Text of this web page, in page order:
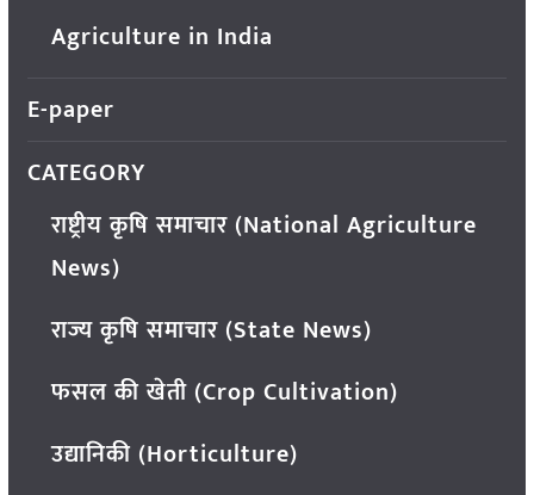
Agriculture in India
E-paper
CATEGORY
राष्ट्रीय कृषि समाचार (National Agriculture
News)
राज्य कृषि समाचार (State News)
फसल की खेती (Crop Cultivation)
उद्यानिकी (Horticulture)